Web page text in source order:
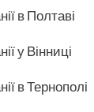
в Полтаві
у Вінниці
в Тернополі